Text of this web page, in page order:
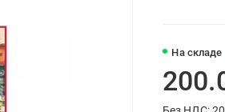
На складе